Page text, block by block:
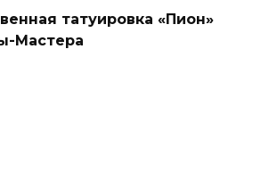
татуировка «Пион»
Мастера